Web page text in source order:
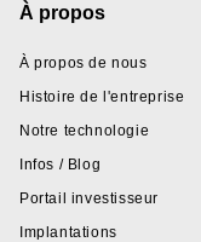
Footer
À propos
À propos de nous
Histoire de l'entreprise
Notre technologie
Infos / Blog
Portail investisseur
Implantations